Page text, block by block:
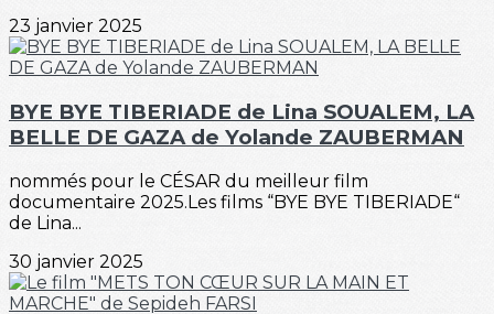
23 janvier 2025
BYE BYE TIBERIADE de Lina SOUALEM, LA
BELLE DE GAZA de Yolande ZAUBERMAN
nommés pour le CÉSAR du meilleur film
documentaire 2025.Les films “BYE BYE TIBERIADE“
de Lina...
30 janvier 2025